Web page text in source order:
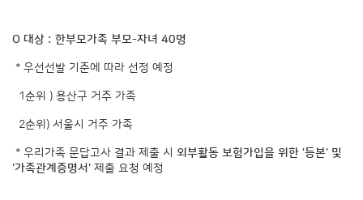
O 대상 : 한부모가족 부모-자녀 40명
* 우선선발 기준에 따라 선정 예정
1순위 ) 용산구 거주 가족
2순위) 서울시 거주 가족
* 우리가족 문답고사 결과 제출 시 외부활동 보험가입을 위한 '등본' 및
'가족관계증명서' 제출 요청 예정